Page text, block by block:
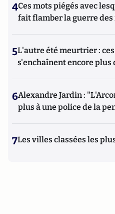
4Ces mots piégés avec
fait flamber la guerre des
5L'autre été meurtrier :
s'enchaînent encore plus
6Alexandre Jardin :
plus à une police de la
7Les villes classées les